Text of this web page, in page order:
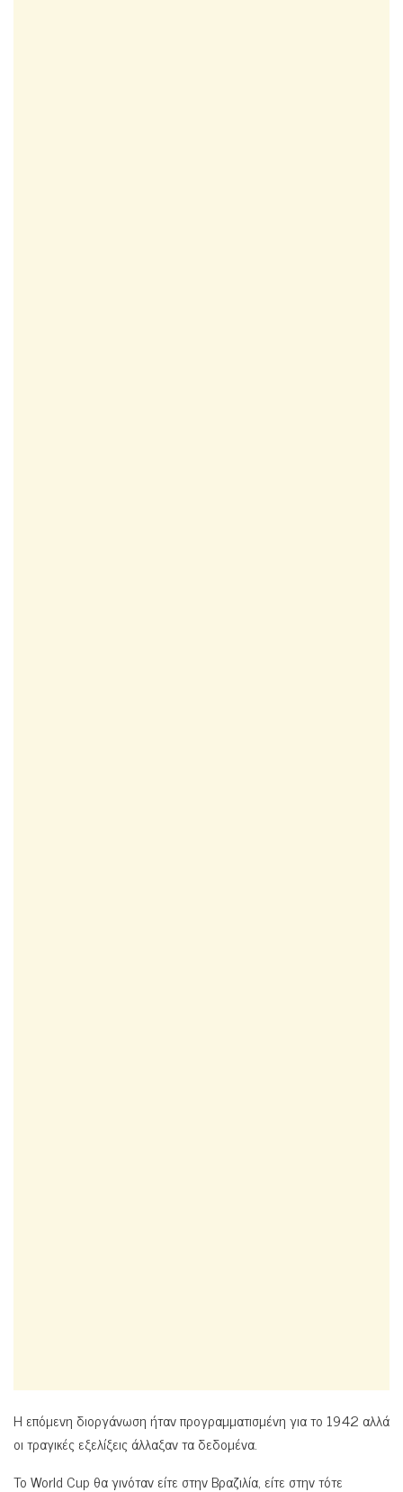
Η επόμενη διοργάνωση ήταν προγραμματισμένη για το 1942 αλλά
οι τραγικές εξελίξεις άλλαξαν τα δεδομένα.
To World Cup θα γινόταν είτε στην Βραζιλία, είτε στην τότε